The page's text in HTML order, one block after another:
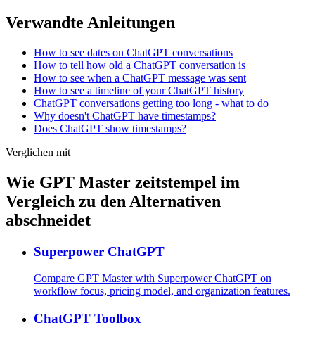
Verwandte Anleitungen
How to see dates on ChatGPT conversations
How to tell how old a ChatGPT conversation is
How to see when a ChatGPT message was sent
How to see a timeline of your ChatGPT history
ChatGPT conversations getting too long - what to do
Why doesn't ChatGPT have timestamps?
Does ChatGPT show timestamps?
Verglichen mit
Wie GPT Master zeitstempel im
Vergleich zu den Alternativen
abschneidet
Superpower ChatGPT
Compare GPT Master with Superpower ChatGPT on
workflow focus, pricing model, and organization features.
ChatGPT Toolbox